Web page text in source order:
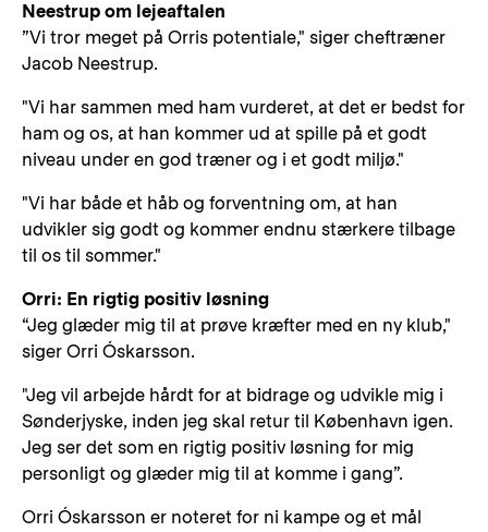
Neestrup om lejeaftalen
”Vi tror meget på Orris potentiale," siger cheftræner
Jacob Neestrup.
"Vi har sammen med ham vurderet, at det er bedst for
ham og os, at han kommer ud at spille på et godt
niveau under en god træner og i et godt miljø."
"Vi har både et håb og forventning om, at han
udvikler sig godt og kommer endnu stærkere tilbage
til os til sommer."
Orri: En rigtig positiv løsning
“Jeg glæder mig til at prøve kræfter med en ny klub,"
siger Orri Óskarsson.
"Jeg vil arbejde hårdt for at bidrage og udvikle mig i
Sønderjyske, inden jeg skal retur til København igen.
Jeg ser det som en rigtig positiv løsning for mig
personligt og glæder mig til at komme i gang”.
Orri Óskarsson er noteret for ni kampe og et mål